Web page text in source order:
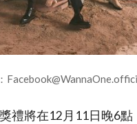
禮將在12月11日晚6點